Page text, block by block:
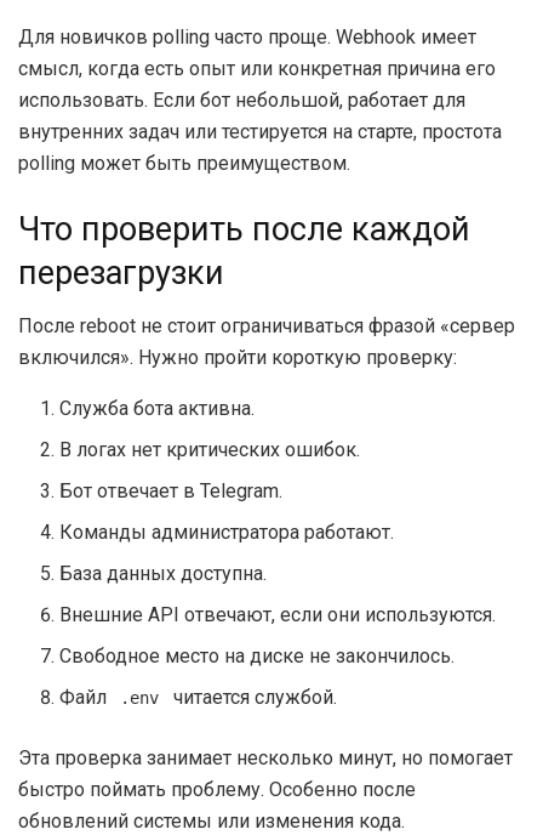
Для новичков polling часто проще. Webhook имеет
смысл, когда есть опыт или конкретная причина его
использовать. Если бот небольшой, работает для
внутренних задач или тестируется на старте, простота
polling может быть преимуществом.
Что проверить после каждой
перезагрузки
После reboot не стоит ограничиваться фразой «сервер
включился». Нужно пройти короткую проверку:
Служба бота активна.
В логах нет критических ошибок.
Бот отвечает в Telegram.
Команды администратора работают.
База данных доступна.
Внешние API отвечают, если они используются.
Свободное место на диске не закончилось.
Файл
.env читается службой.
Эта проверка занимает несколько минут, но помогает
быстро поймать проблему. Особенно после
обновлений системы или изменения кода.